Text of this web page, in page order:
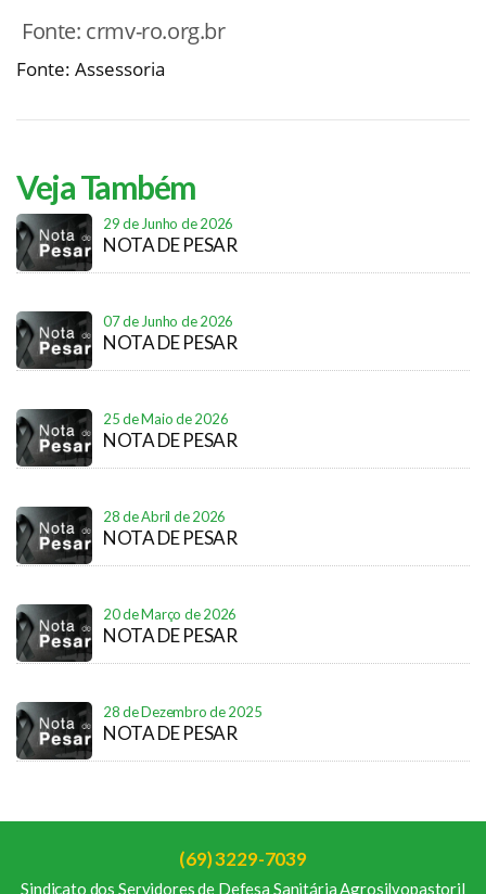
Fonte: crmv-ro.org.br
Fonte: Assessoria
Veja Também
29 de Junho de 2026
NOTA DE PESAR
07 de Junho de 2026
NOTA DE PESAR
25 de Maio de 2026
NOTA DE PESAR
28 de Abril de 2026
NOTA DE PESAR
20 de Março de 2026
NOTA DE PESAR
28 de Dezembro de 2025
NOTA DE PESAR
(69) 3229-7039
Sindicato dos Servidores de Defesa Sanitária Agrosilvopastoril